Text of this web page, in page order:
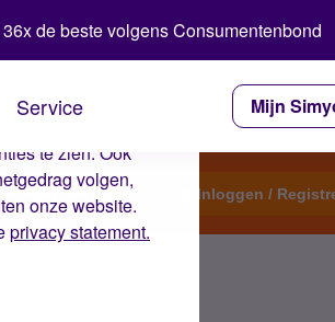
je ervaring op de
te zien. Ook
volgen,
onze website.
privacy statement.
36x de beste volgens Consumentenbond
Service Mijn
Start een topic Inloggen /